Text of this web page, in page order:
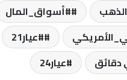
#أسواق_المال
#عيار21
دقائق
عيار24